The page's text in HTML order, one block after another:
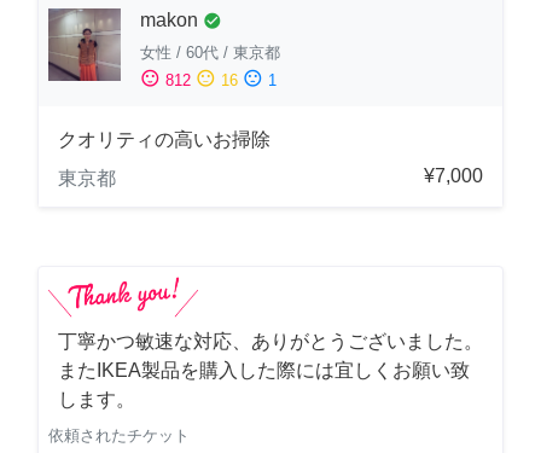
makon check_circle
女性 / 60代 / 東京都
sentiment_satisfied 812 sentiment_neutral 16 sentiment_dissatisfied 1
クオリティの高いお掃除
東京都
¥7,000
丁寧かつ敏速な対応、ありがとうございました。
またIKEA製品を購入した際には宜しくお願い致
します。
依頼されたチケット